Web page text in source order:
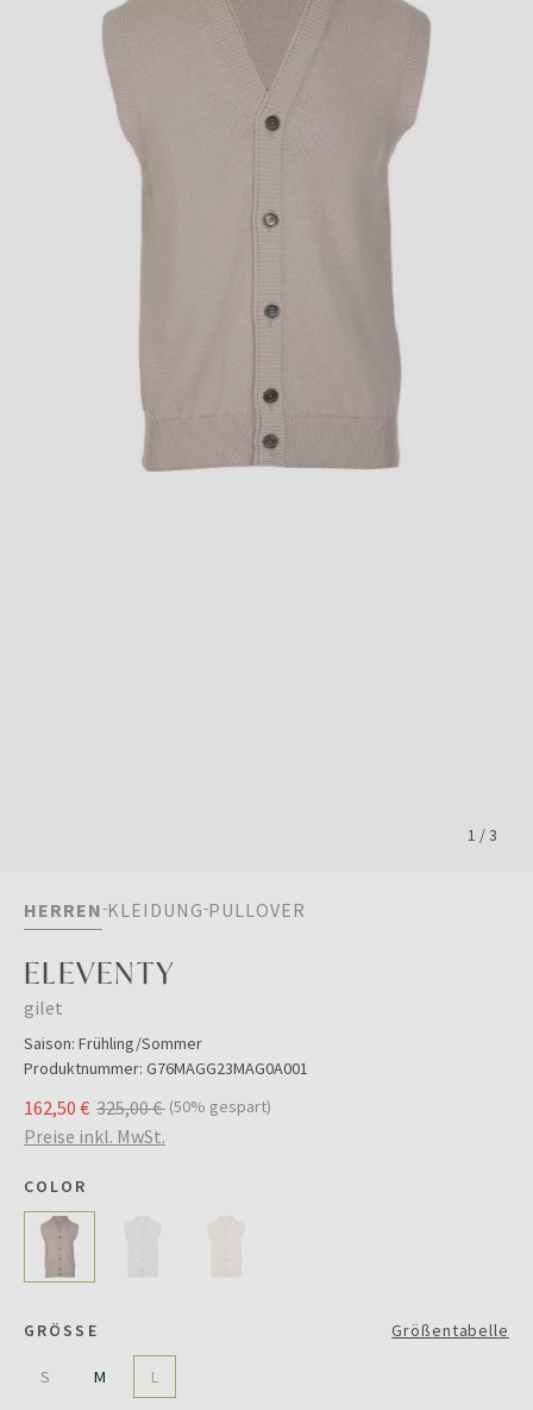
1 /3
HERREN KLEIDUNG PULLOVER
ELEVENTY
gilet
Saison: Frühling/Sommer
Produktnummer: G76MAGG23MAG0A001
162,50 € 325,00 € (50% gespart)
Preise inkl. MwSt.
COLOR
GRÖSSE Größentabelle
S M L